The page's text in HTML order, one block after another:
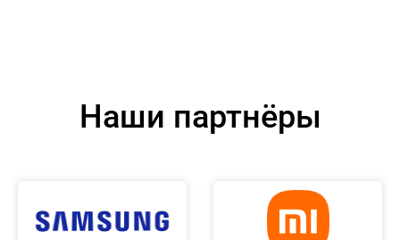
Наши партнёры